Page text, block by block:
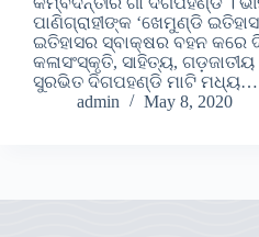
ପାଣିଗ୍ରାହୀଙ୍କ ‘ଖେମୁଣ୍ଡି
ଇତିହାସର ସ୍ବାକ୍ଷର ବହନ କରେ
କଳାସଂସ୍କୃତି, ସାହିତ୍ୟ,
ସୁରଭିତ ଦିଗପହଣ୍ଡି ମାଟି ମଧ୍ୟ…
admin
May 8, 2020